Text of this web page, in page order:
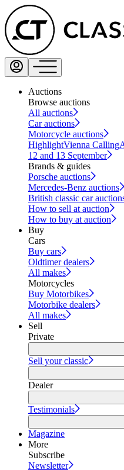
Auctions
Browse auctions
All auctions
Car auctions
Motorcycle auctions
HighlightVienna Calling
12 and 13 September
Brands & guides
Porsche auctions
Mercedes-Benz auctions
British classic car
How to sell at auction
How to buy at auction
Buy
Cars
Buy cars
Oldtimer dealers
All makes
Motorcycles
Buy Motorbikes
Motorbike dealers
All makes
Sell
Private
Sell your classic
Dealer
Testimonials
Magazine
More
Subscribe
Newsletter